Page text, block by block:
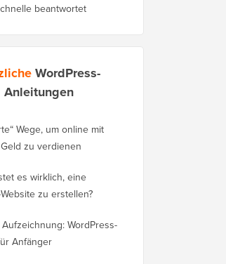
beantwortet
WordPress-
Anleitungen
Wege, um online mit
zu verdienen
es wirklich, eine
zu erstellen?
WordPress-
Anfänger